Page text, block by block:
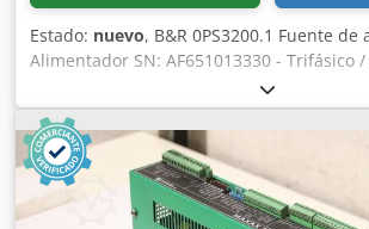
Estado: nuevo, B&R 0PS3200.1 Fuente
Alimentador SN: AF651013330 - Trifásico /
usar en embalaje original abierto (el film
sellado), 100% funcional, entrega según
A Ee Ad Sof